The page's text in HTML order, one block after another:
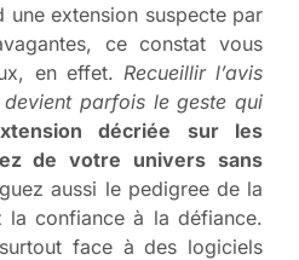
une extension suspecte par
ce constat vous
en effet. Recueillir l’avis
parfois le geste qui
décriée sur les
de votre univers sans
aussi le pedigree de la
la confiance à la défiance.
face à des logiciels